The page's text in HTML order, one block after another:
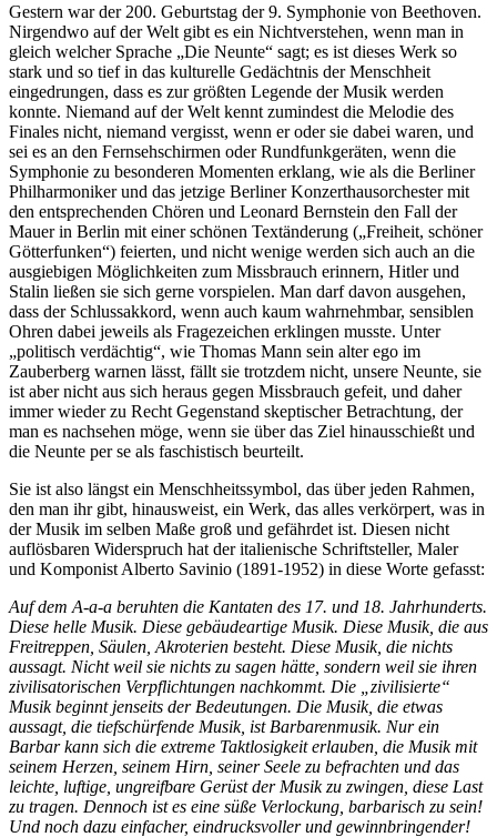
Gestern war der 200. Geburtstag der 9. Symphonie von Beethoven.
Nirgendwo auf der Welt gibt es ein Nichtverstehen, wenn man in
gleich welcher Sprache „Die Neunte“ sagt; es ist dieses Werk so
stark und so tief in das kulturelle Gedächtnis der Menschheit
eingedrungen, dass es zur größten Legende der Musik werden
konnte. Niemand auf der Welt kennt zumindest die Melodie des
Finales nicht, niemand vergisst, wenn er oder sie dabei waren, und
sei es an den Fernsehschirmen oder Rundfunkgeräten, wenn die
Symphonie zu besonderen Momenten erklang, wie als die Berliner
Philharmoniker und das jetzige Berliner Konzerthausorchester mit
den entsprechenden Chören und Leonard Bernstein den Fall der
Mauer in Berlin mit einer schönen Textänderung („Freiheit, schöner
Götterfunken“) feierten, und nicht wenige werden sich auch an die
ausgiebigen Möglichkeiten zum Missbrauch erinnern, Hitler und
Stalin ließen sie sich gerne vorspielen. Man darf davon ausgehen,
dass der Schlussakkord, wenn auch kaum wahrnehmbar, sensiblen
Ohren dabei jeweils als Fragezeichen erklingen musste. Unter
„politisch verdächtig“, wie Thomas Mann sein alter ego im
Zauberberg warnen lässt, fällt sie trotzdem nicht, unsere Neunte, sie
ist aber nicht aus sich heraus gegen Missbrauch gefeit, und daher
immer wieder zu Recht Gegenstand skeptischer Betrachtung, der
man es nachsehen möge, wenn sie über das Ziel hinausschießt und
die Neunte per se als faschistisch beurteilt.
Sie ist also längst ein Menschheitssymbol, das über jeden Rahmen,
den man ihr gibt, hinausweist, ein Werk, das alles verkörpert, was in
der Musik im selben Maße groß und gefährdet ist. Diesen nicht
auflösbaren Widerspruch hat der italienische Schriftsteller, Maler
und Komponist Alberto Savinio (1891-1952) in diese Worte gefasst:
Auf dem A-a-a beruhten die Kantaten des 17. und 18. Jahrhunderts.
Diese helle Musik. Diese gebäudeartige Musik. Diese Musik, die aus
Freitreppen, Säulen, Akroterien besteht. Diese Musik, die nichts
aussagt. Nicht weil sie nichts zu sagen hätte, sondern weil sie ihren
zivilisatorischen Verpflichtungen nachkommt. Die „zivilisierte“
Musik beginnt jenseits der Bedeutungen. Die Musik, die etwas
aussagt, die tiefschürfende Musik, ist Barbarenmusik. Nur ein
Barbar kann sich die extreme Taktlosigkeit erlauben, die Musik mit
seinem Herzen, seinem Hirn, seiner Seele zu befrachten und das
leichte, luftige, ungreifbare Gerüst der Musik zu zwingen, diese Last
zu tragen. Dennoch ist es eine süße Verlockung, barbarisch zu sein!
Und noch dazu einfacher, eindrucksvoller und gewinnbringender!